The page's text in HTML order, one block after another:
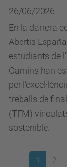
26/06/2026
En la darrera
Abertis
estudiants de
Camins han
per
treballs de
(TFM)
sostenible.
1 2